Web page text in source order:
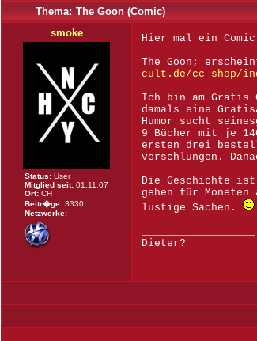
Thema: The Goon (Comic)
smoke
Status: User
Mitglied seit: 01.11.07
Ort: CH
Beitr�ge: 3330
Netzwerke:
Hier mal ein
The Goon;
cult.de/cc_shop/
Ich bin am Gratis
damals eine
Humor sucht
9 Bücher mit je
ersten drei
verschlungen.
Die Geschichte
gehen für Moneten
lustige Sachen.
Dieter?